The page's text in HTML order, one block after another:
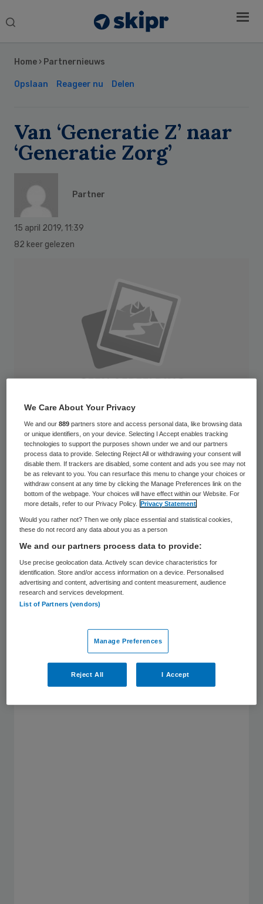
Search
Home › Partnernieuws
Opslaan Reageer nu Delen
Van ‘Generatie Z’ naar
‘Generatie Zorg’
Partner
15 april 2019, 11:39
82 keer gelezen
Om de sector vitaal te houden is het
noodzakelijk dat jongeren voor een baan in
zorg en welzijn kiezen. Hoe wordt u een
aantrekkelijke werkgever voor Generatie Z?
Vul onderstaand formulier in en ontvang
onze whitepaper ‘Haal Generatie Z aan
boord!’ gratis in uw mailbox.
Sidebar
We Care About Your Privacy
We and our889 partners store and access personal data, like browsing data
or unique identifiers, on your device. Selecting I Accept enables tracking
technologies to support the purposes shown under we and our partners
process data to provide. Selecting Reject All or withdrawing your consent will
disable them. If trackers are disabled, some content and ads you see may not
be as relevant to you. You can resurface this menu to change your choices or
withdraw consent at any time by clicking the Manage Preferences link on the
bottom of the webpage. Your choices will have effect within our Website. For
more details, refer to our Privacy Policy.
Privacy Statement
Would you rather not? Then we only place essential and statistical cookies,
these do not record any data about you as a person
We and our partners process data to provide:
Use precise geolocation data. Actively scan device characteristics for
identification. Store and/or access information on a device. Personalised
advertising and content, advertising and content measurement, audience
research and services development.
List of Partners (vendors)
Manage Preferences
Reject All I Accept